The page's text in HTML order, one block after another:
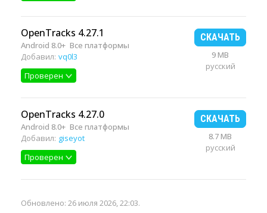
OpenTracks 4.27.1
Android 8.0+ Все платформы
Добавил: vq0l3
Проверен
СКАЧАТЬ
9 MB
русский
OpenTracks 4.27.0
Android 8.0+ Все платформы
Добавил: giseyot
Проверен
СКАЧАТЬ
8.7 MB
русский
Обновлено: 26 июля 2026, 22:03.